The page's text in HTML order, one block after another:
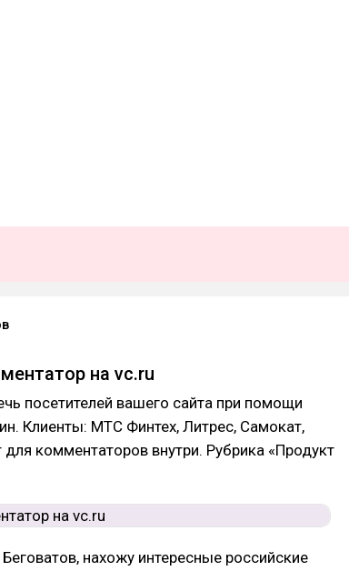
на vc.ru
посетителей вашего сайта при помощи
Клиенты: МТС Финтех, Литрес, Самокат,
для комментаторов внутри. Рубрика «Продукт
нахожу интересные российские